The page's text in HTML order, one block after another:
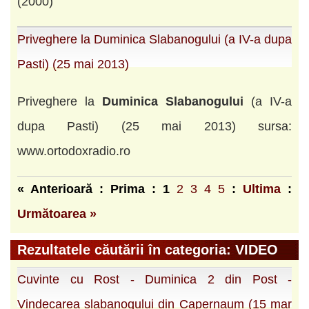
Priveghere la Duminica Slabanogului (a IV-a dupa
Pasti) (25 mai 2013)
Priveghere la Duminica Slabanogului (a IV-a
dupa Pasti) (25 mai 2013) sursa:
www.ortodoxradio.ro
« Anterioară : Prima : 1 2 3 4 5 : Ultima :
Următoarea »
Rezultatele căutării în categoria: VIDEO
Cuvinte cu Rost - Duminica 2 din Post -
Vindecarea slabanogului din Capernaum (15 mar